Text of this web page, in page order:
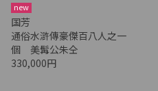
new
国芳
通俗水滸傳豪傑百八人之一
個 美髯公朱仝
330,000円